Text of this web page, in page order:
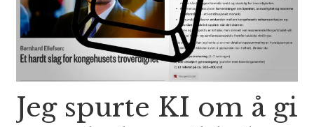
Jeg spurte KI om å gi